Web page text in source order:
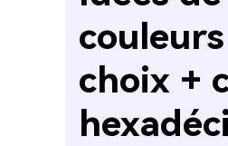
choix +